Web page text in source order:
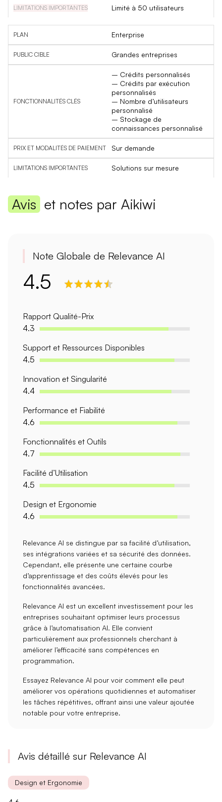
Limité à 50 utilisateurs
Enterprise
Grandes entreprises
– Crédits personnalisés
– Crédits par exécution
personnalisés
– Nombre d’utilisateurs
personnalisé
– Stockage de
connaissances personnalisé
Sur demande
Solutions sur mesure
Avis et notes par Aikiwi
Note Globale de Relevance AI
4.5
Rapport Qualité-Prix
4.3
Support et Ressources Disponibles
4.5
Innovation et Singularité
4.4
Performance et Fiabilité
4.6
Fonctionnalités et Outils
4.7
Facilité d’Utilisation
4.5
Design et Ergonomie
4.6
Relevance AI se distingue par safacilité d’utilisation,
ses intégrations variées et sa sécurité des données.
Cependant, elle présente une certaine courbe
d’apprentissage et des coûts élevés pour les
fonctionnalités avancées.
Relevance AI est un excellent investissement pour les
entreprises souhaitant optimiser leurs processus
grâce à l’automatisation AI. Elle convient
particulièrement aux professionnels cherchant à
améliorer l’efficacité sans compétences en
programmation.
Essayez Relevance AI pour voir comment elle peut
améliorer vos opérations quotidiennes et automatiser
les tâches répétitives, offrant ainsi une valeur ajoutée
notable pour votre entreprise.
Avis détaillé sur Relevance AI
Design et Ergonomie